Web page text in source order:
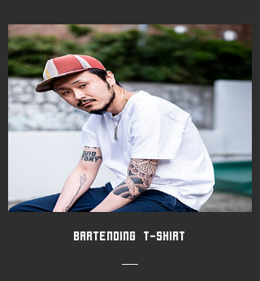
CAP
Get now
Bartending T-shirt